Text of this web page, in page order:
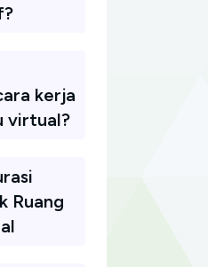
kerja
virtual?
Ruang